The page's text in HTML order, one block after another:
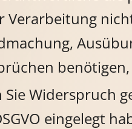
Verarbeitung
Sie Widerspruch
eingelegt